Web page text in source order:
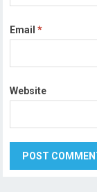
Email*
Website